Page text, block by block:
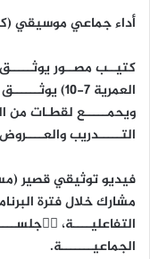
أداء جماعي موسيقي
كتيــب مصــور
العمرية 7-10)
ويحمـــــع لقطـات من
التـــــدريب
مشارك خلال فترة
التفاعليــــة،
الجماعيـــــــة.